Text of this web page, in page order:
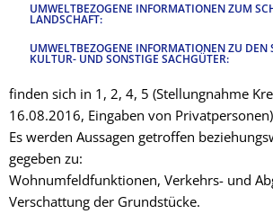
UMWELTBEZOGENE INFORMATIONEN ZUM
LANDSCHAFT:
UMWELTBEZOGENE INFORMATIONEN ZU DEN
KULTUR- UND SONSTIGE SACHGÜTER:
finden sich in 1, 2, 4, 5 (Stellungnahme
16.08.2016, Eingaben von Privatpersonen)
Es werden Aussagen getroffen
gegeben zu:
Wohnumfeldfunktionen, Verkehrs- und
Verschattung der Grundstücke.